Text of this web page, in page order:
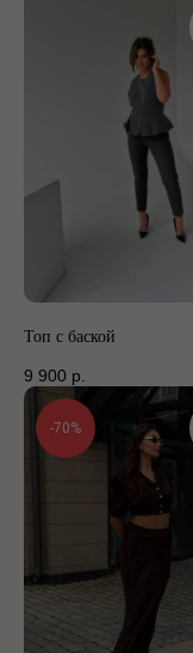
Топ с баской
9 900 р.
-70%